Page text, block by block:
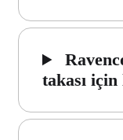
takası